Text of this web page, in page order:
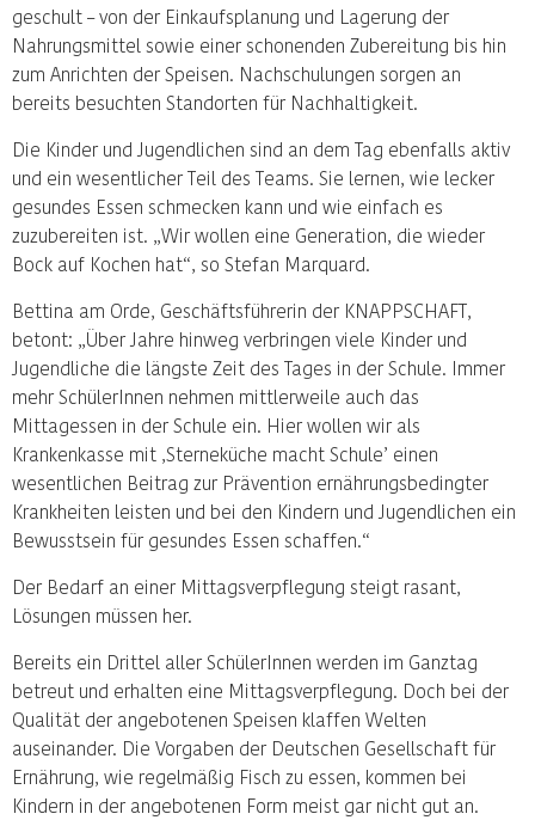
geschult – von der Einkaufsplanung und Lagerung der
Nahrungsmittel sowie einer schonenden Zubereitung bis hin
zum Anrichten der Speisen. Nachschulungen sorgen an
bereits besuchten Standorten für Nachhaltigkeit.
Die Kinder und Jugendlichen sind an dem Tag ebenfalls aktiv
und ein wesentlicher Teil des Teams. Sie lernen, wie lecker
gesundes Essen schmecken kann und wie einfach es
zuzubereiten ist. „Wir wollen eine Generation, die wieder
Bock auf Kochen hat“, so Stefan Marquard.
Bettina am Orde, Geschäftsführerin der KNAPPSCHAFT,
betont: „Über Jahre hinweg verbringen viele Kinder und
Jugendliche die längste Zeit des Tages in der Schule. Immer
mehr SchülerInnen nehmen mittlerweile auch das
Mittagessen in der Schule ein. Hier wollen wir als
Krankenkasse mit ‚Sterneküche macht Schule’ einen
wesentlichen Beitrag zur Prävention ernährungsbedingter
Krankheiten leisten und bei den Kindern und Jugendlichen ein
Bewusstsein für gesundes Essen schaffen.“
Der Bedarf an einer Mittagsverpflegung steigt rasant,
Lösungen müssen her.
Bereits ein Drittel aller SchülerInnen werden im Ganztag
betreut und erhalten eine Mittagsverpflegung. Doch bei der
Qualität der angebotenen Speisen klaffen Welten
auseinander. Die Vorgaben der Deutschen Gesellschaft für
Ernährung, wie regelmäßig Fisch zu essen, kommen bei
Kindern in der angebotenen Form meist gar nicht gut an.